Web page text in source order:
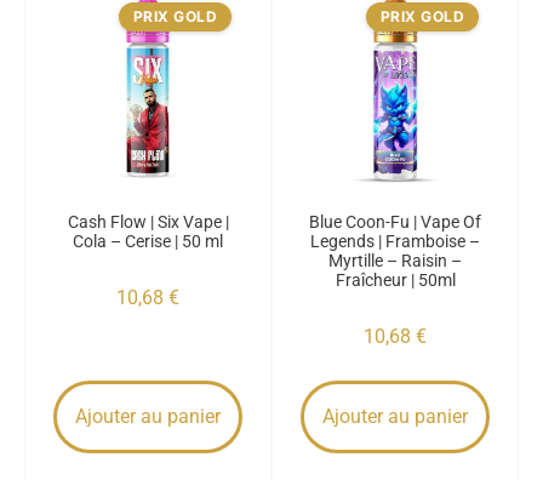
PRIX GOLD
Cash Flow | Six Vape |
Cola – Cerise | 50 ml
10,68 €
Ajouter au panier
PRIX GOLD
Blue Coon-Fu | Vape Of
Legends | Framboise –
Myrtille – Raisin –
Fraîcheur | 50ml
10,68 €
Ajouter au panier